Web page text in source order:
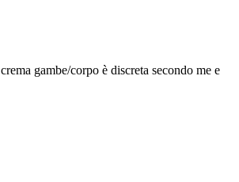
gambe/corpo è discreta secondo me e